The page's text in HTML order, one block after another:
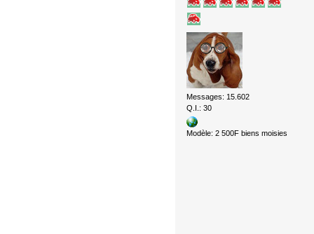
Messages: 15.602
Q.I.: 30
Modèle: 2 500F biens moisies